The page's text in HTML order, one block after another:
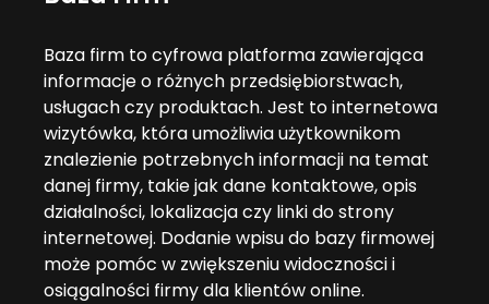
Baza firm to cyfrowa platforma zawierająca
informacje o różnych przedsiębiorstwach,
usługach czy produktach. Jest to internetowa
wizytówka, która umożliwia użytkownikom
znalezienie potrzebnych informacji na temat
danej firmy, takie jak dane kontaktowe, opis
działalności, lokalizacja czy linki do strony
internetowej. Dodanie wpisu do bazy firmowej
może pomóc w zwiększeniu widoczności i
osiągalności firmy dla klientów online.